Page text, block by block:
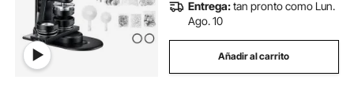
Entrega:tan pronto como Lun.
Ago. 10
Añadir al carrito